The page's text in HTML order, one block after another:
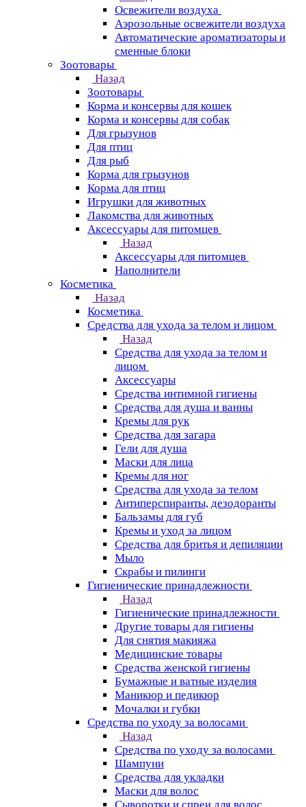
Освежители воздуха
Аэрозольные освежители воздуха
Автоматические ароматизаторы и
сменные блоки
Зоотовары
Назад
Зоотовары
Корма и консервы для кошек
Корма и консервы для собак
Для грызунов
Для птиц
Для рыб
Корма для грызунов
Корма для птиц
Игрушки для животных
Лакомства для животных
Аксессуары для питомцев
Назад
Аксессуары для питомцев
Наполнители
Косметика
Назад
Косметика
Средства для ухода за телом и лицом
Назад
Средства для ухода за телом и
лицом
Аксессуары
Средства интимной гигиены
Средства для душа и ванны
Кремы для рук
Средства для загара
Гели для душа
Маски для лица
Кремы для ног
Средства для ухода за телом
Антиперспиранты, дезодоранты
Бальзамы для губ
Кремы и уход за лицом
Средства для бритья и депиляции
Мыло
Скрабы и пилинги
Гигиенические принадлежности
Назад
Гигиенические принадлежности
Другие товары для гигиены
Для снятия макияжа
Медицинские товары
Средства женской гигиены
Бумажные и ватные изделия
Маникюр и педикюр
Мочалки и губки
Средства по уходу за волосами
Назад
Средства по уходу за волосами
Шампуни
Средства для укладки
Маски для волос